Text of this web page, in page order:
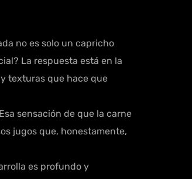
no es solo un capricho
La respuesta está en la
texturas que hace que
sensación de que la carne
jugos que, honestamente,
es profundo y